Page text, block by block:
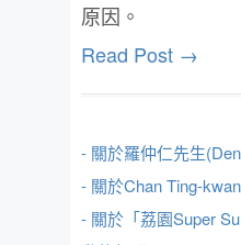
原因。
Read Post →
- 關於羅仲仁先生
- 關於Chan Ting-
- 關於「荔園Super